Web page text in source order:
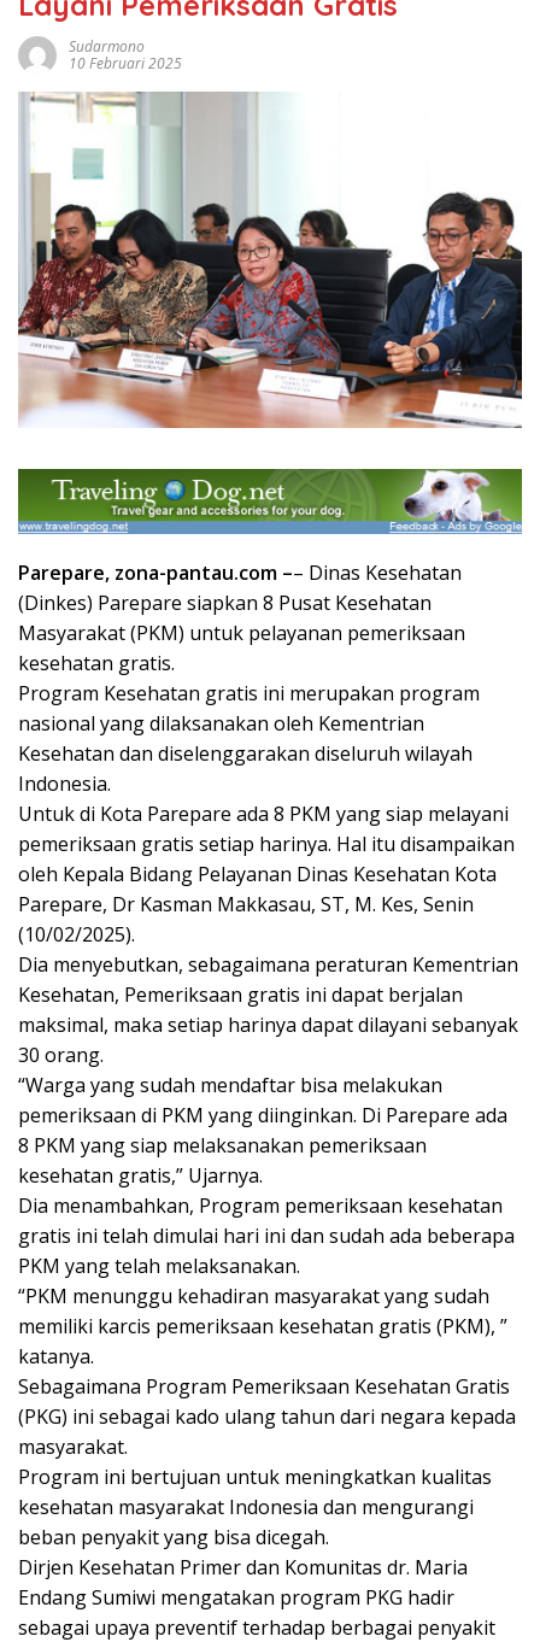
Sudarmono
10 Februari 2025
Parepare, zona-pantau.com –– Dinas Kesehatan
(Dinkes) Parepare siapkan 8 Pusat Kesehatan
Masyarakat (PKM) untuk pelayanan pemeriksaan
kesehatan gratis.
Program Kesehatan gratis ini merupakan program
nasional yang dilaksanakan oleh Kementrian
Kesehatan dan diselenggarakan diseluruh wilayah
Indonesia.
Untuk di Kota Parepare ada 8 PKM yang siap melayani
pemeriksaan gratis setiap harinya. Hal itu disampaikan
oleh Kepala Bidang Pelayanan Dinas Kesehatan Kota
Parepare, Dr Kasman Makkasau, ST, M. Kes, Senin
(10/02/2025).
Dia menyebutkan, sebagaimana peraturan Kementrian
Kesehatan, Pemeriksaan gratis ini dapat berjalan
maksimal, maka setiap harinya dapat dilayani sebanyak
30 orang.
“Warga yang sudah mendaftar bisa melakukan
pemeriksaan di PKM yang diinginkan. Di Parepare ada
8 PKM yang siap melaksanakan pemeriksaan
kesehatan gratis,” Ujarnya.
Dia menambahkan, Program pemeriksaan kesehatan
gratis ini telah dimulai hari ini dan sudah ada beberapa
PKM yang telah melaksanakan.
“PKM menunggu kehadiran masyarakat yang sudah
memiliki karcis pemeriksaan kesehatan gratis (PKM), ”
katanya.
Sebagaimana Program Pemeriksaan Kesehatan Gratis
(PKG) ini sebagai kado ulang tahun dari negara kepada
masyarakat.
Program ini bertujuan untuk meningkatkan kualitas
kesehatan masyarakat Indonesia dan mengurangi
beban penyakit yang bisa dicegah.
Dirjen Kesehatan Primer dan Komunitas dr. Maria
Endang Sumiwi mengatakan program PKG hadir
sebagai upaya preventif terhadap berbagai penyakit